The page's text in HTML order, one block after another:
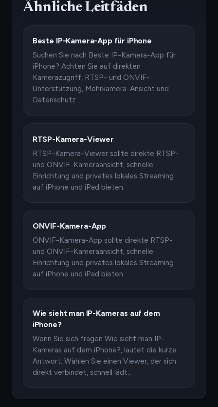
Ähnliche Leitfäden
Beste IP-Kamera-App für iPhone
Suchen Sie nach Beste IP-Kamera-App für
iPhone? Achten Sie auf direkten
Kamerazugriff, RTSP- und ONVIF-
Unterstützung, Mehrkamera-Ansicht und
Datenschutz…
RTSP-Kamera-Viewer
RTSP-Kamera-Viewer sollte direkte RTSP-
und ONVIF-Kameraansicht, schnelle
Einrichtung und privates lokales Streaming
auf iPhone und iPad bieten.
ONVIF-Kamera-App
ONVIF-Kamera-App sollte direkte RTSP-
und ONVIF-Kameraansicht, schnelle
Einrichtung und privates lokales Streaming
auf iPhone und iPad bieten.
Wie sieht man IP-Kameras auf dem
iPhone?
Wenn Sie sich fragen Wie sieht man IP-
Kameras auf dem iPhone?, lautet die kurze
Antwort: Wählen Sie einen Viewer, der sich
direkt verbindet, schnell lädt…